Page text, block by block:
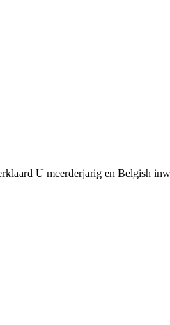
U meerderjarig en Belgish